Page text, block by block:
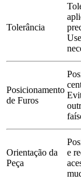
Tolerância
Posicionamento
de Furos
Orientação da
Peça
e